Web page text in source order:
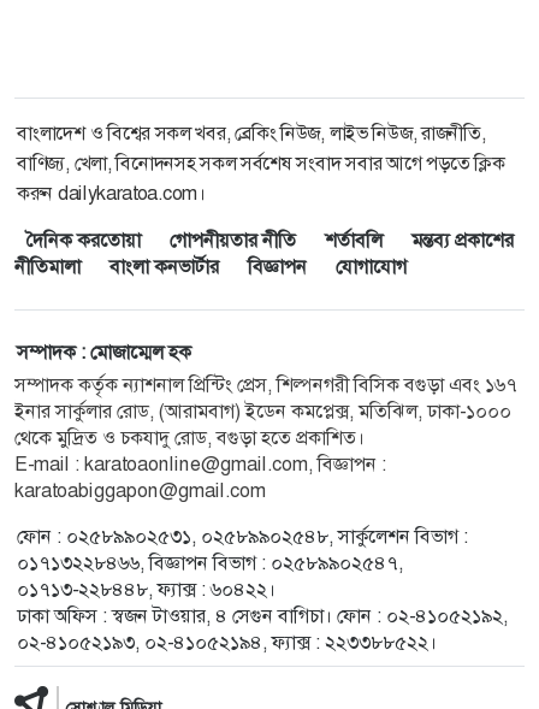
বাংলাদেশ ও বিশ্বের সকল খবর, ব্রেকিং নিউজ, লাইভ নিউজ, রাজনীতি,
বাণিজ্য, খেলা, বিনোদনসহ সকল সর্বশেষ সংবাদ সবার আগে পড়তে ক্লিক
করুন dailykaratoa.com।
দৈনিক করতোয়া
গোপনীয়তার নীতি শর্তাবলি
মন্তব্য প্রকাশের
নীতিমালা
বাংলা কনভার্টার বিজ্ঞাপন যোগাযোগ
সম্পাদক : মোজাম্মেল হক
সম্পাদক কর্তৃক ন্যাশনাল প্রিন্টিং প্রেস, শিল্পনগরী বিসিক বগুড়া এবং ১৬৭
ইনার সার্কুলার রোড, (আরামবাগ) ইডেন কমপ্লেক্স, মতিঝিল, ঢাকা-১০০০
থেকে মুদ্রিত ও চকযাদু রোড, বগুড়া হতে প্রকাশিত।
E-mail : karatoaonline@gmail.com, বিজ্ঞাপন :
karatoabiggapon@gmail.com
ফোন : ০২৫৮৯৯০২৫৩১, ০২৫৮৯৯০২৫৪৮, সার্কুলেশন বিভাগ :
০১৭১৩২২৮৪৬৬, বিজ্ঞাপন বিভাগ : ০২৫৮৯৯০২৫৪৭,
০১৭১৩-২২৮৪৪৮, ফ্যাক্স : ৬০৪২২।
ঢাকা অফিস : স্বজন টাওয়ার, ৪ সেগুন বাগিচা। ফোন : ০২-৪১০৫২১৯২,
০২-৪১০৫২১৯৩, ০২-৪১০৫২১৯৪, ফ্যাক্স : ২২৩৩৮৮৫২২।